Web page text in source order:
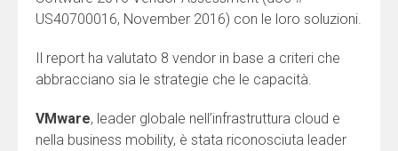
US40700016, November 2016) con le loro soluzioni.
Il report ha valutato 8 vendor in base a criteri che
abbracciano sia le strategie che le capacità.
VMware, leader globale nell’infrastruttura cloud e
nella business mobility, è stata riconosciuta leader